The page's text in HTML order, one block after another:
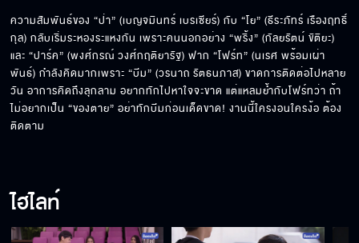
Reaction 2Moons2 The Series EP.10
ถ้าไม่ลองปล่อย จะรู้เหรอว่าเมื่อไรจะยอมอีกที
ความสัมพันธ์ของ “ป่า” (เบญจมินทร์ เบรเซียร์) กับ “โย” (ธีระภัทร์ เรืองฤทธิ์
กุล) กลับเริ่มระหองระแหงกัน เพราะคนนอกอย่าง “พริ้ง” (กัลยรัตน์ ขัติยะ)
และ “ปาร์ค” (พงศ์กรณ์ วงศ์กฤติยารัฐ) ฟาก “โฟร์ท” (นเรศ พร้อมเผ่า
พันธ์) กำลังคิดมากเพราะ “บีม” (วรนาถ รัตธนภาส) ขาดการติดต่อไปหลาย
วัน อาการคิดถึงลุกลาม อยากทักไปหาใจจะขาด แต่แหลมย้ำกับโฟร์ทว่า ถ้า
ไม่อยากเป็น “ของตาย” อย่าทักบีมก่อนเด็ดขาด! งานนี้ใครงอนใครง้อ ต้อง
ติดตาม
ไฮไลท์